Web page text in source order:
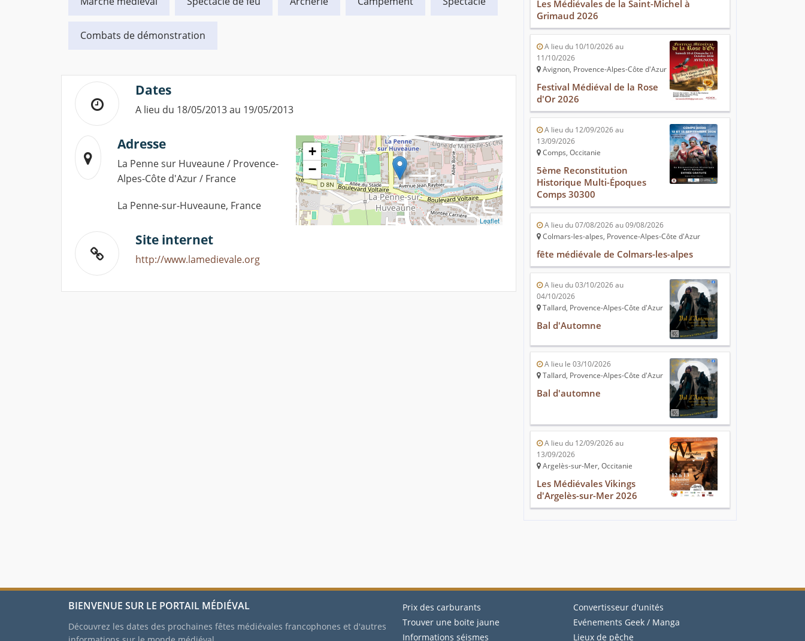
Combats de démonstration
Dates
A lieu du 18/05/2013 au 19/05/2013
Adresse
La Penne sur Huveaune / Provence-
Alpes-Côte d'Azur / France
La Penne-sur-Huveaune, France
+
−
Leaflet
Site internet
http://www.lamedievale.org
Les Médiévales de la Saint-Michel à
Grimaud 2026
A lieu du 10/10/2026 au
11/10/2026
Avignon, Provence-Alpes-Côte d'Azur
Festival Médiéval de la Rose
d'Or 2026
A lieu du 12/09/2026 au
13/09/2026
Comps, Occitanie
5ème Reconstitution
Historique Multi-Époques
Comps 30300
A lieu du 07/08/2026 au 09/08/2026
Colmars-les-alpes, Provence-Alpes-Côte d'Azur
fête médiévale de Colmars-les-alpes
A lieu du 03/10/2026 au
04/10/2026
Tallard, Provence-Alpes-Côte d'Azur
Bal d'Automne
A lieu le 03/10/2026
Tallard, Provence-Alpes-Côte d'Azur
Bal d'automne
A lieu du 12/09/2026 au
13/09/2026
Argelès-sur-Mer, Occitanie
Les Médiévales Vikings
d'Argelès-sur-Mer 2026
BIENVENUE SUR LE PORTAIL MÉDIÉVAL
Découvrez les dates des prochaines fêtes médiévales francophones et d'autres
Prix des carburants
Trouver une boite jaune
Informations séismes
Convertisseur d'unités
Evénements Geek / Manga
Lieux de pêche